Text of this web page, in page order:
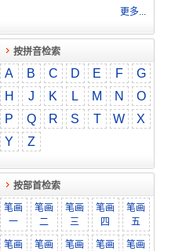
更多...
按拼音检索
A B C D E F
G
H
J K L M N
O
P
Q R S T W
X
Y
Z
按部首检索
笔画
一
笔画
二
笔画
三
笔画
四
笔画
五
笔画
笔画
笔画
笔画
笔画